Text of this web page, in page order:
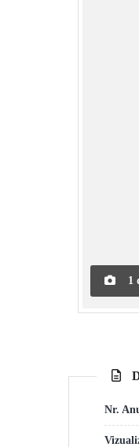
1
Nr.